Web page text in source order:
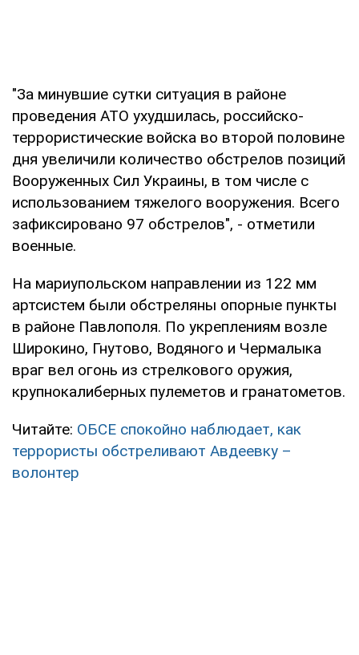
"За минувшие сутки ситуация в районе
проведения АТО ухудшилась, российско-
террористические войска во второй половине
дня увеличили количество обстрелов позиций
Вооруженных Сил Украины, в том числе с
использованием тяжелого вооружения. Всего
зафиксировано 97 обстрелов", - отметили
военные.
На мариупольском направлении из 122 мм
артсистем были обстреляны опорные пункты
в районе Павлополя. По укреплениям возле
Широкино, Гнутово, Водяного и Чермалыка
враг вел огонь из стрелкового оружия,
крупнокалиберных пулеметов и гранатометов.
Читайте: ОБСЕ спокойно наблюдает, как
террористы обстреливают Авдеевку –
волонтер